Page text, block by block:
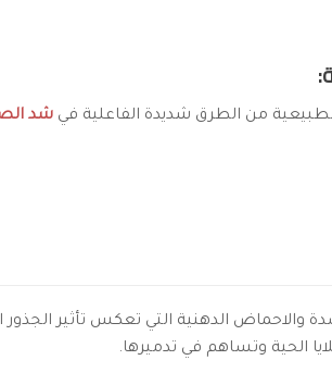
من الطرق شديدة الفاعلية في شد
والاحماض الدهنية التي تعكس تأثير الجذور
الحية وتساهم في تدميرها.